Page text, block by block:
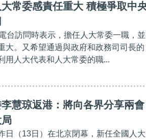
常委感責任重大 積極爭取中
台訪問時表示，擔任人大常委一職，並
大。又希望通過與政府和政務司司長的
用人大代表和人大常委的職...
慧琼返港：將向各界分享兩會
日（13日）在北京閉幕，新任全國人大